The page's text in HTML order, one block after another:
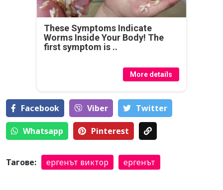
These Symptoms Indicate
Worms Inside Your Body! The
first symptom is ..
More details
Facebook Viber Тwitter
Whatsapp Pinterest
Тагове: ергенът виктор ергенът